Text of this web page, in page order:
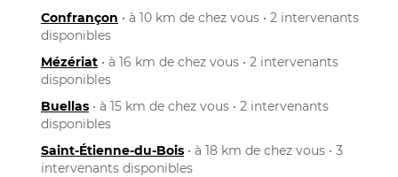
Confrançon • à 10 km de chez vous • 2 intervenants
disponibles
Mézériat • à 16 km de chez vous • 2 intervenants
disponibles
Buellas • à 15 km de chez vous • 2 intervenants
disponibles
Saint-Étienne-du-Bois • à 18 km de chez vous • 3
intervenants disponibles